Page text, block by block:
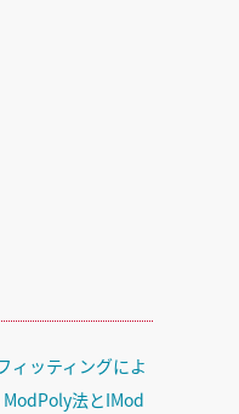
ィッティングによ
法とIMod